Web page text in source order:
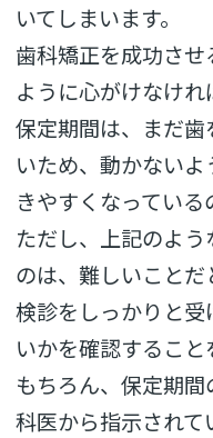
いてしまいます。
歯科矯正を成功さ
ように心がけなけれ
保定期間は、まだ
いため、動かない
きやすくなっている
ただし、上記のよ
のは、難しいこと
検診をしっかりと
いかを確認すること
もちろん、保定期
科医から指示され